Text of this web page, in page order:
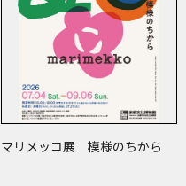
マリメッコ展 模様のちから